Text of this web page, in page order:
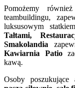
Pomożemy
teambuildingu,
luksusowym
Tałtami,
Smakolandia
Kawiarnia Patio
kawą.
Osoby poszukujące